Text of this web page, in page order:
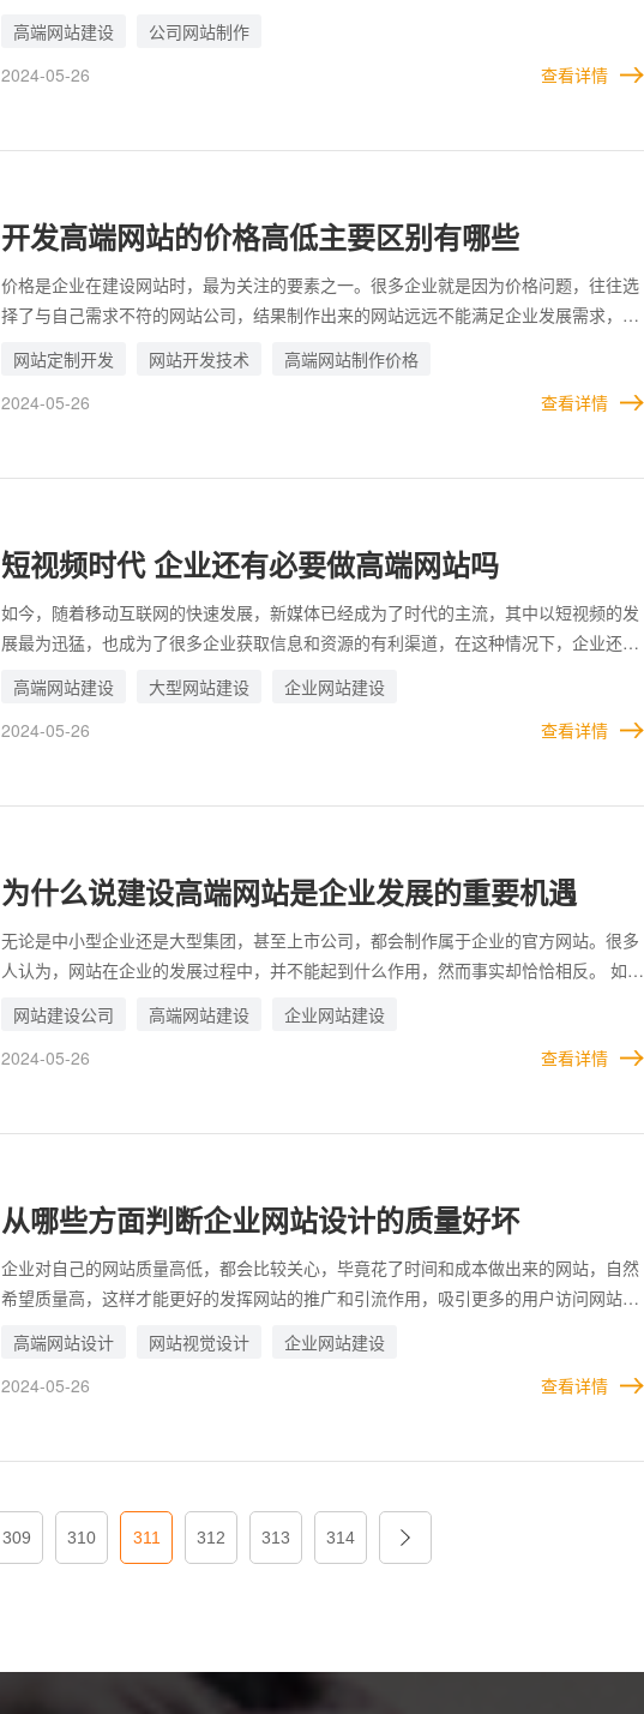
服务
优势
案例
合作
仅局限于线下。开拓线上市场，利用多种渠道，照样可以为企业引流获客，扩大影响。
高端网站建设
公司网站制作
2024-05-26
查看详情
开发高端网站的价格高低主要区别有哪些
价格是企业在建设网站时，最为关注的要素之一。很多企业就是因为价格问题，往往选
择了与自己需求不符的网站公司，结果制作出来的网站远远不能满足企业发展需求，等
企业本身的需求，以及其他多方面因素综合制定的。贵有贵的道理，便宜的自然也有其
低廉的理由，如何选择，全看企业如何取舍。
网站定制开发 网站开发技术
高端网站制作价格
2024-05-26
查看详情
短视频时代 企业还有必要做高端网站吗
如今，随着移动互联网的快速发展，新媒体已经成为了时代的主流，其中以短视频的发
展最为迅猛，也成为了很多企业获取信息和资源的有利渠道，在这种情况下，企业还有
上，高端网站在企业的发展中，仍然承担着非常重要的作用。并且，在很多方面，短视
频是完全取代不了网站的作用的。
高端网站建设 大型网站建设
企业网站建设
2024-05-26
查看详情
为什么说建设高端网站是企业发展的重要机遇
无论是中小型企业还是大型集团，甚至上市公司，都会制作属于企业的官方网站。很多
人认为，网站在企业的发展过程中，并不能起到什么作用，然而事实却恰恰相反。 如果
了。尤其是大型企业，他们之所以能做到如今的规模，自然有过人之处，不可能花钱制
作一个毫无作用的网站。
网站建设公司 高端网站建设
企业网站建设
2024-05-26
查看详情
从哪些方面判断企业网站设计的质量好坏
企业对自己的网站质量高低，都会比较关心，毕竟花了时间和成本做出来的网站，自然
希望质量高，这样才能更好的发挥网站的推广和引流作用，吸引更多的用户访问网站。
设计的质量高低与否，有明确而清晰的判断，这样可以确保最终上线时，网站符合自己
对设计的质量要求。
高端网站设计 网站视觉设计
企业网站建设
2024-05-26
查看详情
309 310 311 312 313 314